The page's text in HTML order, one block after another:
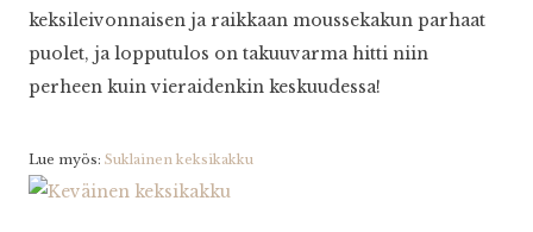
keksileivonnaisen ja raikkaan moussekakun parhaat
puolet, ja lopputulos on takuuvarma hitti niin
perheen kuin vieraidenkin keskuudessa!
Lue myös: Suklainen keksikakku